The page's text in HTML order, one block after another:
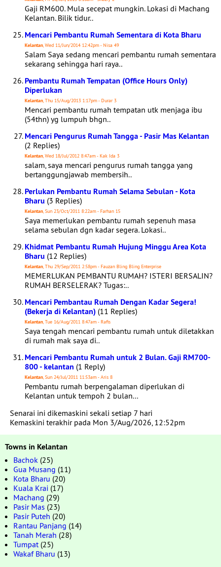
Gaji RM600. Mula secepat mungkin. Lokasi di Machang
Kelantan. Bilik tidur..
Mencari Pembantu Rumah Sementara di Kota Bharu
Kelantan, Wed 11/Jun/2014 12:42pm - Nisa 49
Salam Saya sedang mencari pembantu rumah sementara
sekarang sehingga hari raya..
Pembantu Rumah Tempatan (Office Hours Only)
Diperlukan
Kelantan, Thu 15/Aug/2013 1:17pm - Durar 3
Mencari pembantu rumah tempatan utk menjaga ibu
(54thn) yg lumpuh bhgn..
Mencari Pengurus Rumah Tangga - Pasir Mas Kelantan
(2 Replies)
Kelantan, Wed 18/Jul/2012 8:47am - Kak Ida 3
salam, saya mencari pengurus rumah tangga yang
bertanggungjawab membersih..
Perlukan Pembantu Rumah Selama Sebulan - Kota
Bharu (3 Replies)
Kelantan, Sun 23/Oct/2011 8:22am - Farhan 15
Saya memerlukan pembantu rumah sepenuh masa
selama sebulan dgn kadar segera. Lokasi..
Khidmat Pembantu Rumah Hujung Minggu Area Kota
Bharu (12 Replies)
Kelantan, Thu 29/Sep/2011 2:58pm - Fauzan Bling Bling Enterprise
MEMERLUKAN PEMBANTU RUMAH? ISTERI BERSALIN?
RUMAH BERSELERAK? Tugas:..
Mencari Pembantau Rumah Dengan Kadar Segera!
(Bekerja di Kelantan) (11 Replies)
Kelantan, Tue 16/Aug/2011 8:47am - Rafis
Saya tengah mencari pembantu rumah untuk diletakkan
di rumah mak saya di..
Mencari Pembantu Rumah untuk 2 Bulan. Gaji RM700-
800 - kelantan (1 Reply)
Kelantan, Sun 24/Jul/2011 11:53am - Aris 8
Pembantu rumah berpengalaman diperlukan di
Kelantan untuk tempoh 2 bulan...
Senarai ini dikemaskini sekali setiap 7 hari
Kemaskini terakhir pada Mon 3/Aug/2026, 12:52pm
Towns in Kelantan
Bachok (25)
Gua Musang (11)
Kota Bharu (20)
Kuala Krai (17)
Machang (29)
Pasir Mas (23)
Pasir Puteh (20)
Rantau Panjang (14)
Tanah Merah (28)
Tumpat(25)
Wakaf Bharu (13)